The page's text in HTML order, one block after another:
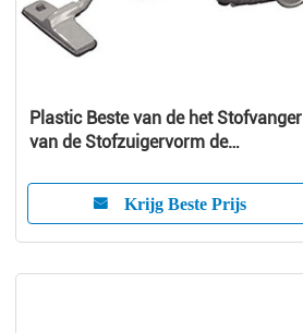
Plastic Beste van de het Stofvanger
van de Stofzuigervorm de
Krijg Beste Prijs